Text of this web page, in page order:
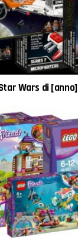
Wars di [anno]